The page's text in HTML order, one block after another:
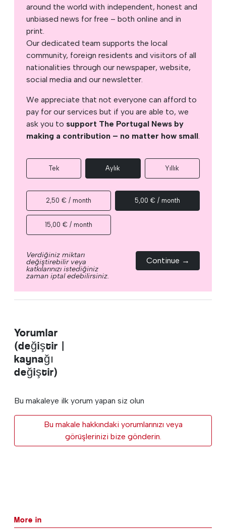
around the world with independent, honest and
unbiased news for free – both online and in
print.
Our dedicated team supports the local
community, foreign residents and visitors of all
nationalities through our newspaper, website,
social media and our newsletter.
We appreciate that not everyone can afford to
pay for our services but if you are able to, we
ask you to support The Portugal News by
making a contribution – no matter how small.
Tek Aylık Yıllık
2,50 € / month 5,00 € / month
15,00 € / month
Verdiğiniz miktarı
değiştirebilir veya
katkılarınızı istediğiniz
zaman iptal edebilirsiniz.
Continue →
Yorumlar
(değiştir |
kaynağı
değiştir)
Bu makaleye ilk yorum yapan siz olun
Bu makale hakkındaki yorumlarınızı veya
görüşlerinizi bize gönderin.
More in